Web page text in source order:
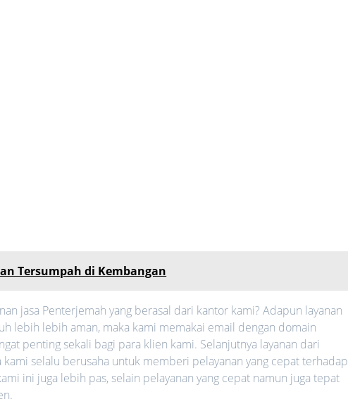
Tersumpah di Kembangan
jasa Penterjemah yang berasal dari kantor kami? Adapun layanan
lebih lebih aman, maka kami memakai email dengan domain
penting sekali bagi para klien kami. Selanjutnya layanan dari
selalu berusaha untuk memberi pelayanan yang cepat terhadap
ini juga lebih pas, selain pelayanan yang cepat namun juga tepat